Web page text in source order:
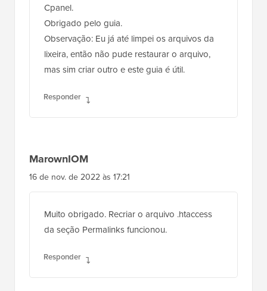
Cpanel.
Obrigado pelo guia.
Observação: Eu já até limpei os arquivos da
lixeira, então não pude restaurar o arquivo,
mas sim criar outro e este guia é útil.
Responder
MarownIOM
16 de nov. de 2022 às 17:21
Muito obrigado. Recriar o arquivo .htaccess
da seção Permalinks funcionou.
Responder